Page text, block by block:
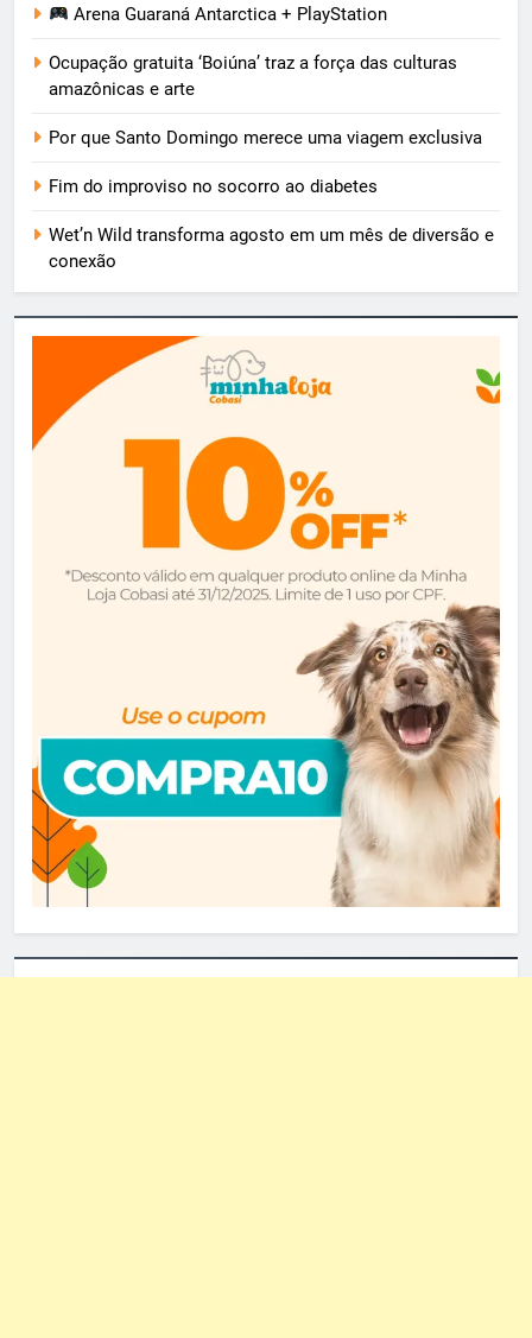
Arena Guaraná Antarctica + PlayStation
Ocupação gratuita ‘Boiúna’ traz a força das culturas
amazônicas e arte
Por que Santo Domingo merece uma viagem exclusiva
Fim do improviso no socorro ao diabetes
Wet’n Wild transforma agosto em um mês de diversão e
conexão